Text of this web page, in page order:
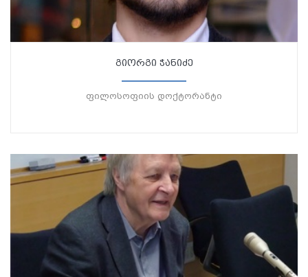
გიორგი ჭანიძე
ფილოსოფიის დოქტორანტი